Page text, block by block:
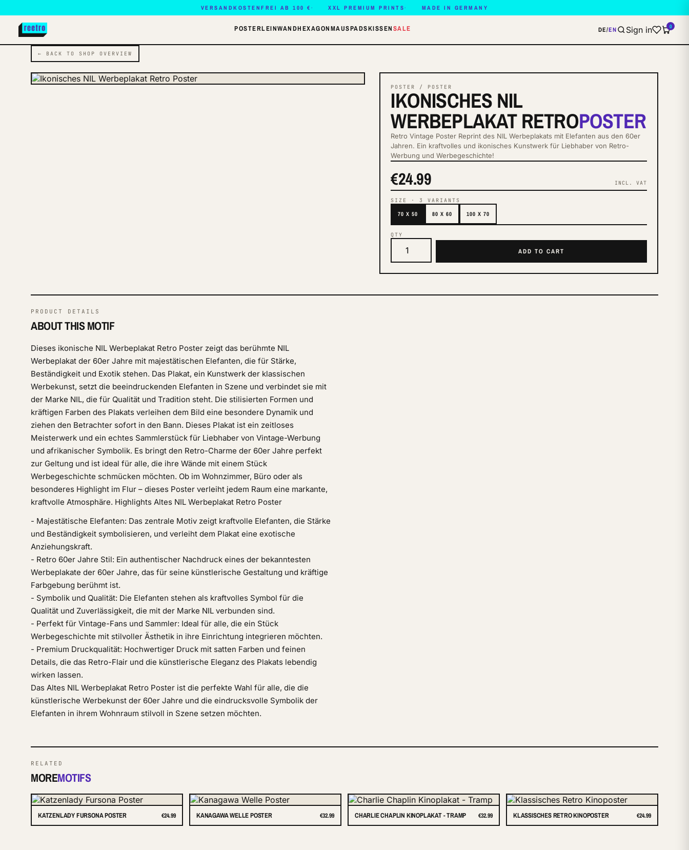
VERSANDKOSTENFREI AB 100 € XXL PREMIUM PRINTS MADE IN GERMANY
POSTERLEINWANDHEXAGONMAUSPADSKISSENSALE DE/EN Sign in 0
← BACK TO SHOP OVERVIEW
POSTER / POSTER
IKONISCHES NIL
WERBEPLAKAT RETROPOSTER
Retro Vintage Poster Reprint des NIL Werbeplakats mit Elefanten aus den 60er
Jahren. Ein kraftvolles und ikonisches Kunstwerk für Liebhaber von Retro-
Werbung und Werbegeschichte!
€24.99 INCL. VAT
SIZE ·3 VARIANTS
70 X 50 80 X 60 100 X 70
QTY
ADD TO CART
PRODUCT DETAILS
ABOUT THIS MOTIF
Dieses ikonische NIL Werbeplakat Retro Poster zeigt das berühmte NIL
Werbeplakat der 60er Jahre mit majestätischen Elefanten, die für Stärke,
Beständigkeit und Exotik stehen. Das Plakat, ein Kunstwerk der klassischen
Werbekunst, setzt die beeindruckenden Elefanten in Szene und verbindet sie mit
der Marke NIL, die für Qualität und Tradition steht. Die stilisierten Formen und
kräftigen Farben des Plakats verleihen dem Bild eine besondere Dynamik und
ziehen den Betrachter sofort in den Bann. Dieses Plakat ist ein zeitloses
Meisterwerk und ein echtes Sammlerstück für Liebhaber von Vintage-Werbung
und afrikanischer Symbolik. Es bringt den Retro-Charme der 60er Jahre perfekt
zur Geltung und ist ideal für alle, die ihre Wände mit einem Stück
Werbegeschichte schmücken möchten. Ob im Wohnzimmer, Büro oder als
besonderes Highlight im Flur – dieses Poster verleiht jedem Raum eine markante,
kraftvolle Atmosphäre. Highlights Altes NIL Werbeplakat Retro Poster
- Majestätische Elefanten: Das zentrale Motiv zeigt kraftvolle Elefanten, die Stärke
und Beständigkeit symbolisieren, und verleiht dem Plakat eine exotische
Anziehungskraft.
- Retro 60er Jahre Stil: Ein authentischer Nachdruck eines der bekanntesten
Werbeplakate der 60er Jahre, das für seine künstlerische Gestaltung und kräftige
Farbgebung berühmt ist.
- Symbolik und Qualität: Die Elefanten stehen als kraftvolles Symbol für die
Qualität und Zuverlässigkeit, die mit der Marke NIL verbunden sind.
- Perfekt für Vintage-Fans und Sammler: Ideal für alle, die ein Stück
Werbegeschichte mit stilvoller Ästhetik in ihre Einrichtung integrieren möchten.
- Premium Druckqualität: Hochwertiger Druck mit satten Farben und feinen
Details, die das Retro-Flair und die künstlerische Eleganz des Plakats lebendig
wirken lassen.
Das Altes NIL Werbeplakat Retro Poster ist die perfekte Wahl für alle, die die
künstlerische Werbekunst der 60er Jahre und die eindrucksvolle Symbolik der
Elefanten in ihrem Wohnraum stilvoll in Szene setzen möchten.
RELATED
MOREMOTIFS
KATZENLADY FURSONA POSTER €24.99 KANAGAWA WELLE POSTER €32.99 CHARLIE CHAPLIN KINOPLAKAT - TRAMP €32.99 KLASSISCHES RETRO KINOPOSTER €24.99